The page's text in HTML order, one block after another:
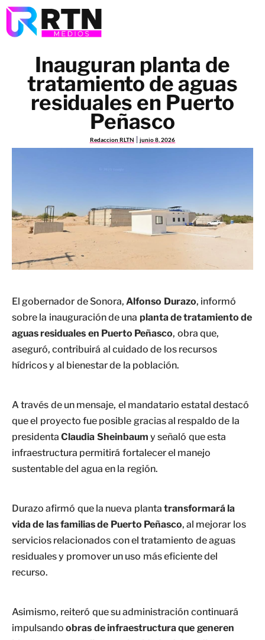
Inauguran planta de
tratamiento de aguas
residuales en Puerto
Peñasco
Redaccion RLTN junio 8, 2026
El gobernador de Sonora,Alfonso Durazo, informó
sobre la inauguración de una planta de tratamiento de
aguas residuales en Puerto Peñasco, obra que,
aseguró, contribuirá al cuidado de los recursos
hídricos y al bienestar de la población.
A través de un mensaje, el mandatario estatal destacó
que el proyecto fue posible gracias al respaldo de la
presidentaClaudia Sheinbaum y señaló que esta
infraestructura permitirá fortalecer el manejo
sustentable del agua en la región.
Durazo afirmó que la nueva planta transformará la
vida de las familias de Puerto Peñasco, al mejorar los
servicios relacionados con el tratamiento de aguas
residuales y promover un uso más eficiente del
recurso.
Asimismo, reiteró que su administración continuará
impulsandoobras de infraestructura que generen